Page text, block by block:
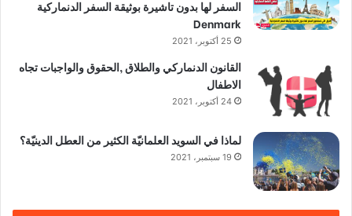
السفر لها بدون تاشيرة بوثيقة السفر الدنماركية
Denmark
25 أكتوبر، 2021
القانون الدنماركي والطلاق ,الحقوق والواجبات تجاه
الاطفال
24 أكتوبر، 2021
لماذا في السويد العلمانيّة الكثير من العطل الدينيّة؟
19 سبتمبر، 2021